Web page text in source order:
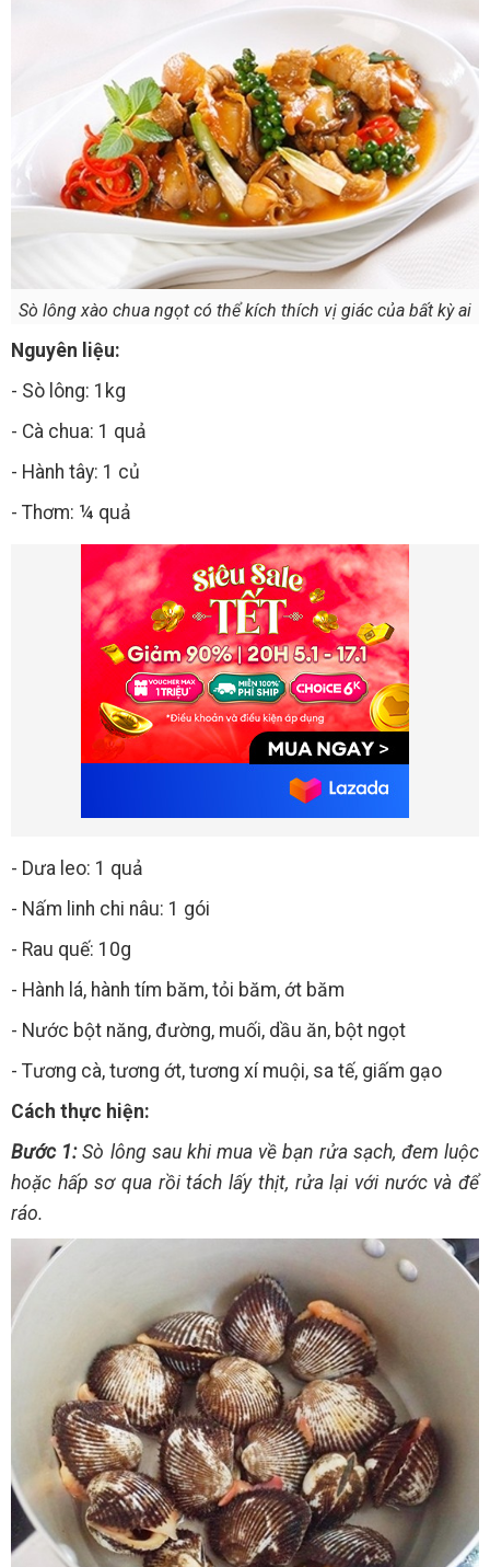
Sò lông xào chua ngọt có thể kích thích vị giác của bất kỳ ai
Nguyên liệu:
- Sò lông: 1kg
- Cà chua: 1 quả
- Hành tây: 1 củ
- Thơm: ¼ quả
- Dưa leo: 1 quả
- Nấm linh chi nâu: 1 gói
- Rau quế: 10g
- Hành lá, hành tím băm, tỏi băm, ớt băm
- Nước bột năng, đường, muối, dầu ăn, bột ngọt
- Tương cà, tương ớt, tương xí muội, sa tế, giấm gạo
Cách thực hiện:
Bước 1:Sò lông sau khi mua về bạn rửa sạch, đem luộc
hoặc hấp sơ qua rồi tách lấy thịt, rửa lại với nước và để
ráo.